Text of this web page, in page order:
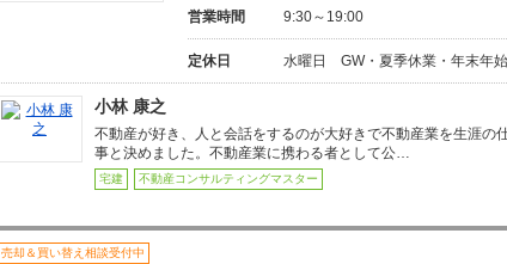
営業時間 9:30～19:00
定休日 水曜日 GW・夏季休業・年末年始
小林 康之
不動産が好き、人と会話をするのが大好きで不動産業を生涯の
事と決めました。不動産業に携わる者として公…
宅建 不動産コンサルティングマスター
売却＆買い替え相談受付中